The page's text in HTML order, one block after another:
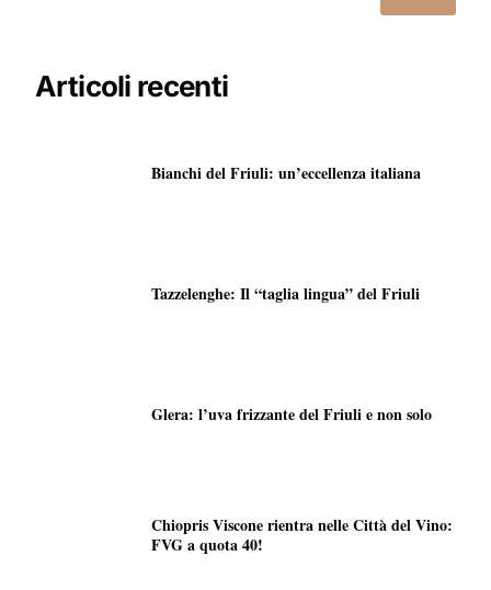
Articoli recenti
Bianchi del Friuli: un’eccellenza italiana
Tazzelenghe: Il “taglia lingua” del Friuli
Glera: l’uva frizzante del Friuli e non solo
Chiopris Viscone rientra nelle Città del Vino:
FVG a quota 40!